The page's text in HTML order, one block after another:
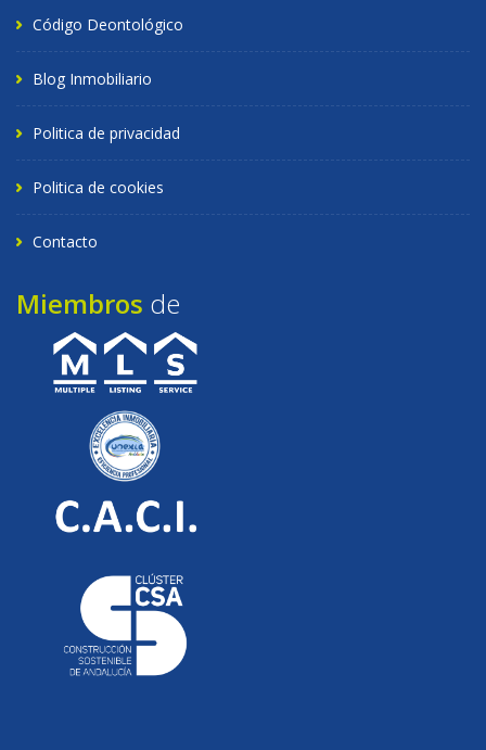
Código Deontológico
Blog Inmobiliario
Politica de privacidad
Politica de cookies
Contacto
Miembros de